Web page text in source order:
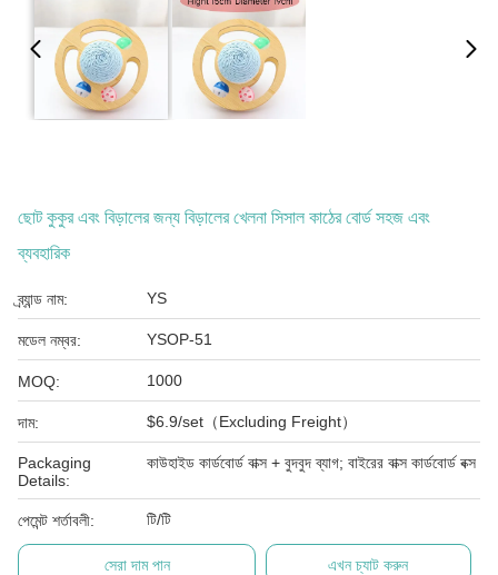
ছোট কুকুর এবং বিড়ালের জন্য বিড়ালের খেলনা সিসাল কাঠের বোর্ড সহজ এবং
ব্যবহারিক
ব্র্যান্ড নাম: YS
মডেল নম্বর: YSOP-51
MOQ: 1000
দাম: $6.9/set（Excluding Freight）
Packaging
Details:
কাউহাইড কার্ডবোর্ড বাক্স + বুদবুদ ব্যাগ; বাইরের বাক্স কার্ডবোর্ড বক্স
পেমেন্ট শর্তাবলী: টি/টি
সেরা দাম পান এখন চ্যাট করুন